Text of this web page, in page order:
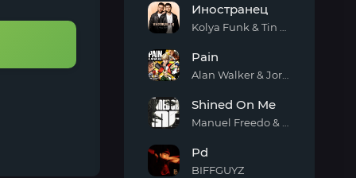
with
Me
Иностранец
Pain
On
Me
Shined On Me
Pd
BIFFGUYZ